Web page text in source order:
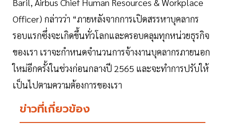
Baril, Airbus Chief Human Resources & Workplace
Officer) กล่าวว่า “ภายหลังจากการเปิดสรรหาบุคลากร
รอบแรกซึ่งจะเกิดขึ้นทั่วโลกและครอบคลุมทุกหน่วยธุรกิจ
ของเรา เราจะกำหนดจำนวนการจ้างงานบุคลากรภายนอก
ใหม่อีกครั้งในช่วงก่อนกลางปี 2565 และจะทำการปรับให้
เป็นไปตามความต้องการของเรา
ข่าวที่เกี่ยวข้อง